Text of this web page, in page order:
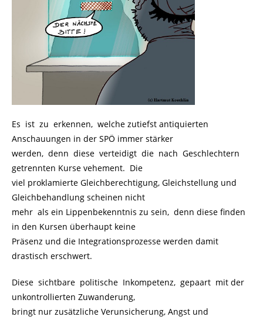
Es ist zu erkennen, welche zutiefst antiquierten
Anschauungen in der SPÖ immer stärker
werden, denn diese verteidigt die nach Geschlechtern
getrennten Kurse vehement. Die
viel proklamierte Gleichberechtigung, Gleichstellung und
Gleichbehandlung scheinen nicht
mehr als ein Lippenbekenntnis zu sein, denn diese finden
in den Kursen überhaupt keine
Präsenz und die Integrationsprozesse werden damit
drastisch erschwert.
Diese sichtbare politische Inkompetenz, gepaart mit der
unkontrollierten Zuwanderung,
bringt nur zusätzliche Verunsicherung, Angst und